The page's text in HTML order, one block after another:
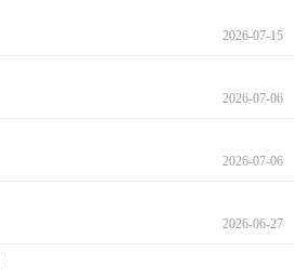
2026-07-15
2026-07-06
2026-07-06
2026-06-27